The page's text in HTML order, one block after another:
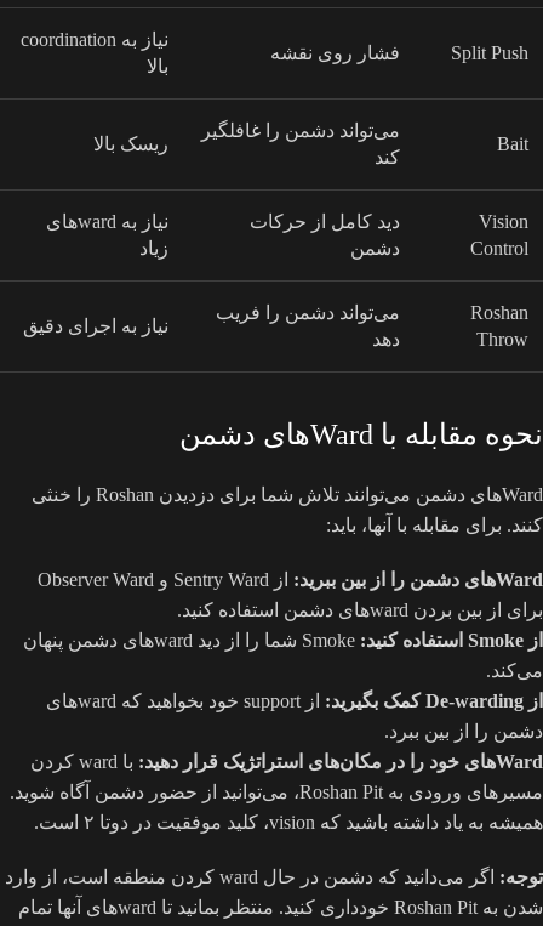
Split Push فشار روی نقشه
نیاز به coordination
بالا
Bait
می‌تواند دشمن را غافلگیر
کند
ریسک بالا
Vision
Control
دید کامل از حرکات
دشمن
نیاز به wardهای
زیاد
Roshan
Throw
می‌تواند دشمن را فریب
دهد
نیاز به اجرای دقیق
نحوه مقابله با Wardهای دشمن
Wardهای دشمن می‌توانند تلاش شما برای دزدیدن Roshan را خنثی
کنند. برای مقابله با آنها، باید:
Wardهای دشمن را از بین ببرید:
از Sentry Ward و Observer Ward
برای از بین بردن wardهای دشمن استفاده کنید.
از Smoke استفاده کنید:
Smoke شما را از دید wardهای دشمن پنهان
می‌کند.
از De-warding کمک بگیرید:
از support خود بخواهید که wardهای
دشمن را از بین ببرد.
Wardهای خود را در مکان‌های استراتژیک قرار دهید:
با ward کردن
مسیرهای ورودی به Roshan Pit، می‌توانید از حضور دشمن آگاه شوید.
همیشه به یاد داشته باشید که vision، کلید موفقیت در دوتا ۲ است.
توجه:
اگر می‌دانید که دشمن در حال ward کردن منطقه است، از وارد
شدن به Roshan Pit خودداری کنید. منتظر بمانید تا wardهای آنها تمام